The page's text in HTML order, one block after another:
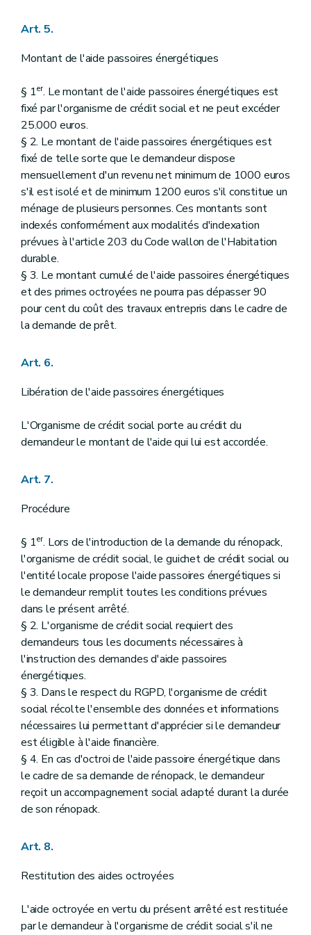
Art. 5.
Montant de l'aide passoires énergétiques
§ 1er. Le montant de l'aide passoires énergétiques est
fixé par l'organisme de crédit social et ne peut excéder
25.000 euros.
§ 2. Le montant de l'aide passoires énergétiques est
fixé de telle sorte que le demandeur dispose
mensuellement d'un revenu net minimum de 1000 euros
s'il est isolé et de minimum 1200 euros s'il constitue un
ménage de plusieurs personnes. Ces montants sont
indexés conformément aux modalités d'indexation
prévues à l'article 203 du Code wallon de l'Habitation
durable.
§ 3. Le montant cumulé de l'aide passoires énergétiques
et des primes octroyées ne pourra pas dépasser 90
pour cent du coût des travaux entrepris dans le cadre de
la demande de prêt.
Art. 6.
Libération de l'aide passoires énergétiques
L'Organisme de crédit social porte au crédit du
demandeur le montant de l'aide qui lui est accordée.
Art. 7.
Procédure
§ 1er. Lors de l'introduction de la demande du rénopack,
l'organisme de crédit social, le guichet de crédit social ou
l'entité locale propose l'aide passoires énergétiques si
le demandeur remplit toutes les conditions prévues
dans le présent arrêté.
§ 2. L'organisme de crédit social requiert des
demandeurs tous les documents nécessaires à
l'instruction des demandes d'aide passoires
énergétiques.
§ 3. Dans le respect du RGPD, l'organisme de crédit
social récolte l'ensemble des données et informations
nécessaires lui permettant d'apprécier si le demandeur
est éligible à l'aide financière.
§ 4. En cas d'octroi de l'aide passoire énergétique dans
le cadre de sa demande de rénopack, le demandeur
reçoit un accompagnement social adapté durant la durée
de son rénopack.
Art. 8.
Restitution des aides octroyées
L'aide octroyée en vertu du présent arrêté est restituée
par le demandeur à l'organisme de crédit social s'il ne